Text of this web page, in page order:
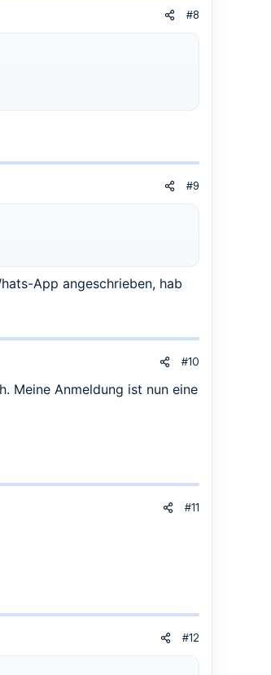
#8
#9
App angeschrieben, hab
#10
Meine Anmeldung ist nun eine
#11
#12